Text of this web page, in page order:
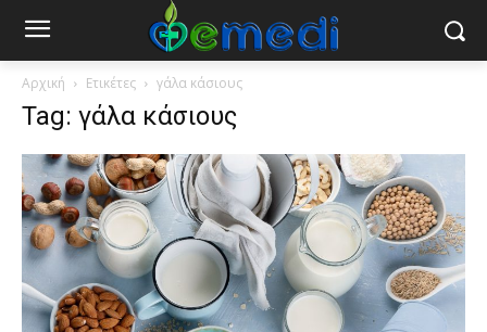
Αρχική Ετικέτες γάλα κάσιους
Tag: γάλα κάσιους